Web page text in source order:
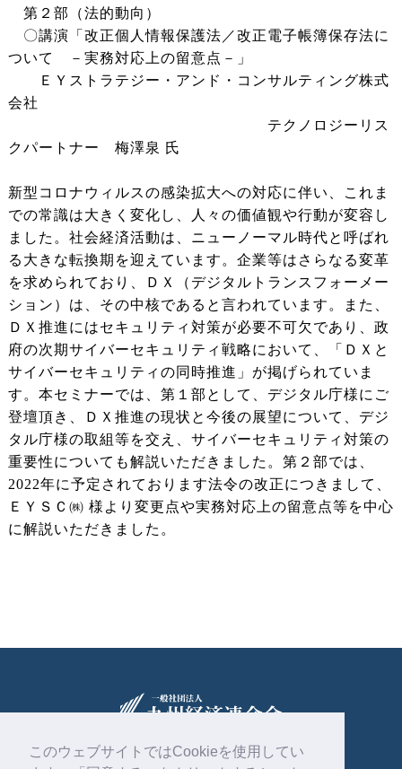
このウェブサイトではCookieを使用してい
第２部（法的動向）
〇講演「改正個人情報保護法／改正電子帳簿保存法に
ついて －実務対応上の留意点－」
ＥＹストラテジー・アンド・コンサルティング株式
会社
テクノロジーリス
クパートナー 梅澤泉 氏
新型コロナウィルスの感染拡大への対応に伴い、これま
での常識は大きく変化し、人々の価値観や行動が変容し
ました。社会経済活動は、ニューノーマル時代と呼ばれ
る大きな転換期を迎えています。企業等はさらなる変革
を求められており、ＤＸ（デジタルトランスフォーメー
ション）は、その中核であると言われています。また、
ＤＸ推進にはセキュリティ対策が必要不可欠であり、政
府の次期サイバーセキュリティ戦略において、「ＤＸと
サイバーセキュリティの同時推進」が掲げられていま
す。本セミナーでは、第１部として、デジタル庁様にご
登壇頂き、ＤＸ推進の現状と今後の展望について、デジ
タル庁様の取組等を交え、サイバーセキュリティ対策の
重要性についても解説いただきました。第２部では、
2022年に予定されております法令の改正につきまして、
ＥＹＳＣ㈱ 様より変更点や実務対応上の留意点等を中心
に解説いただきました。